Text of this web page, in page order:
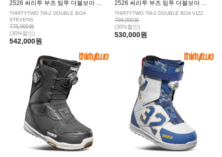
2526 써리투 부츠 팀투 더블보아 스티븐스 GRAY
THIRTYTWO TM-2 DOUBLE BOA
STEVENS
775,000원
(30%할인)
542,000원
2526 써리투 부츠 팀투 더블보아 비즈 WHITE BLACK
THIRTYTWO TM-2 DOUBLE BOA VIZZ
758,000원
(30%할인)
530,000원